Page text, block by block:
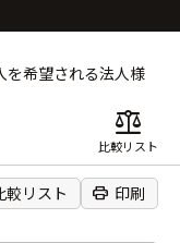
を希望される法人様
balance
比較リスト
ｍｏｎ ｂａｎｄ Ｓ
較リスト print 印刷